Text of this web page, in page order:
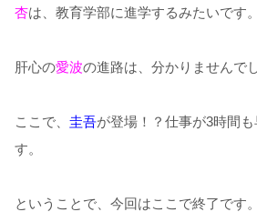
杏は、教育学部に進学するみたいです。
肝心の愛波の進路は、分かりませんでし
ここで、 圭吾が登場！？仕事が3時間
す。
ということで、今回はここで終了です